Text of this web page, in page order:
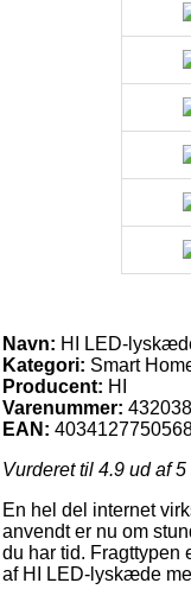
Navn: HI LED-
Kategori: Smart
Producent: HI
Varenummer:
EAN:
Vurderet til 4.9 ud af 5
En hel del internet
anvendt er nu om
du har tid.
af HI LED-lyskæde